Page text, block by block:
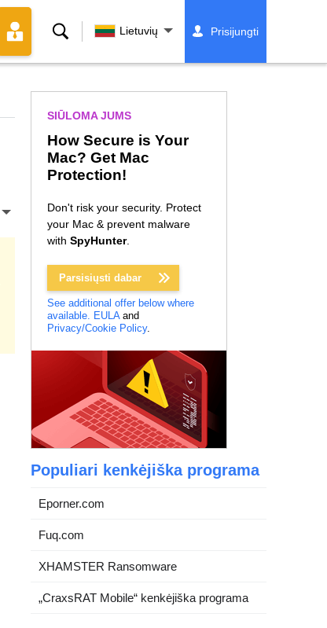
Paieška Lietuvių Prisijungti
SIŪLOMA JUMS
How Secure is Your
Mac? Get Mac
Protection!
Don't risk your security. Protect
your Mac & prevent malware
with SpyHunter.
Parsisiųsti dabar
See additional offer below where
available. EULAand
Privacy/Cookie Policy.
Populiari kenkėjiška programa
Eporner.com
Fuq.com
XHAMSTER Ransomware
„CraxsRAT Mobile“ kenkėjiška programa